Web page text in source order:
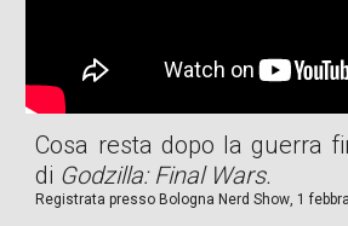
Cosa resta dopo la guerra
di Godzilla: Final Wars.
Registrata presso Bologna Nerd Show 1